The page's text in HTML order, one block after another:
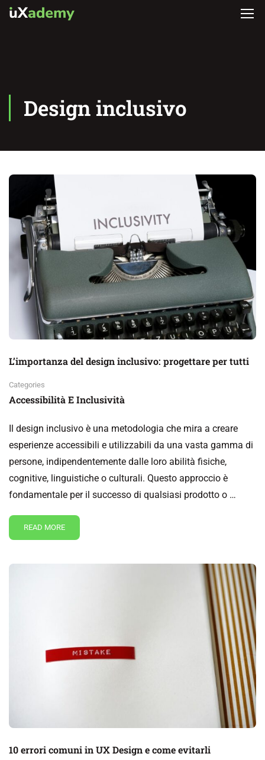
Design inclusivo
L’importanza del design inclusivo: progettare per tutti
Categories
Accessibilità E Inclusività
Il design inclusivo è una metodologia che mira a creare
esperienze accessibili e utilizzabili da una vasta gamma di
persone, indipendentemente dalle loro abilità fisiche,
cognitive, linguistiche o culturali. Questo approccio è
fondamentale per il successo di qualsiasi prodotto o …
READ MORE
10 errori comuni in UX Design e come evitarli